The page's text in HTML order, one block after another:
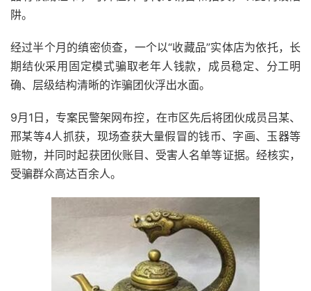
阱。
经过半个月的缜密侦查，一个以“收藏品”实体店为依托，长
期结伙采用固定模式骗取老年人钱款，成员稳定、分工明
确、层级结构清晰的诈骗团伙浮出水面。
9月1日，专案民警架网布控，在市区先后将团伙成员吕某、
邢某等4人抓获，现场查获大量假冒的钱币、字画、玉器等
赃物，并同时起获团伙账目、受害人名单等证据。经核实，
受骗群众高达百余人。